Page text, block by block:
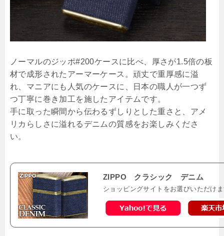
ノーマルのジッポ#200ケースに比べ、厚さが1.5倍の板
材で成形されたアーマーケース。頑丈で重厚感に溢
れ、マニアにも人気のケースに、日本の職人が一つず
つ丁寧に巻き加工を施したアイテムです。
手に取った瞬間から伝わるずしりとした重さと、アメ
リカらしさに溢れるデニムの質感をお楽しみくださ
い。
ZIPPO クラシック デニム
ショッピングサイトをお選びいただけ